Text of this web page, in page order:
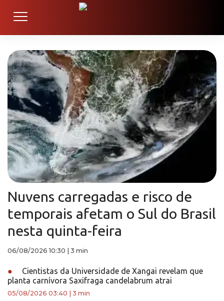
Nuvens carregadas e risco de
temporais afetam o Sul do Brasil
nesta quinta-feira
06/08/2026 10:30 3 min
●
Cientistas da Universidade de Xangai revelam que
planta carnívora Saxifraga candelabrum atrai
05/08/2026 03:40 3 min